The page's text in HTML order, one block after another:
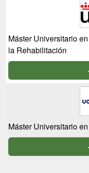
Máster Universitario
la Rehabilitación
Máster Universitario